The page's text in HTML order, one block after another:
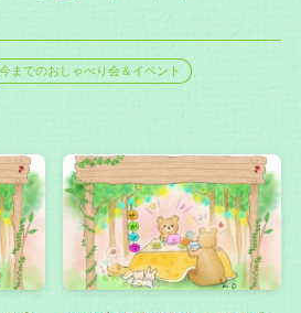
今までのおしゃべり会＆イベント